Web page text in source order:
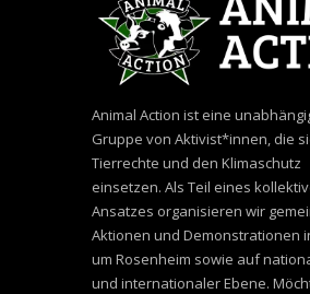
Animal Action ist eine
Gruppe von Aktivist*innen, die
Tierrechte und den Klimaschutz
einsetzen. Als Teil eines
Ansatzes organisieren wir
Aktionen und Demonstrationen
um Rosenheim sowie auf
und internationaler Ebene.